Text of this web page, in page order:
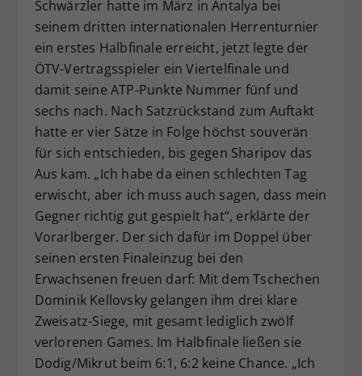
Schwärzler hatte im März in Antalya bei
seinem dritten internationalen Herrenturnier
ein erstes Halbfinale erreicht, jetzt legte der
ÖTV-Vertragsspieler ein Viertelfinale und
damit seine ATP-Punkte Nummer fünf und
sechs nach. Nach Satzrückstand zum Auftakt
hatte er vier Sätze in Folge höchst souverän
für sich entschieden, bis gegen Sharipov das
Aus kam. „Ich habe da einen schlechten Tag
erwischt, aber ich muss auch sagen, dass mein
Gegner richtig gut gespielt hat“, erklärte der
Vorarlberger. Der sich dafür im Doppel über
seinen ersten Finaleinzug bei den
Erwachsenen freuen darf: Mit dem Tschechen
Dominik Kellovsky gelangen ihm drei klare
Zweisatz-Siege, mit gesamt lediglich zwölf
verlorenen Games. Im Halbfinale ließen sie
Dodig/Mikrut beim 6:1, 6:2 keine Chance. „Ich